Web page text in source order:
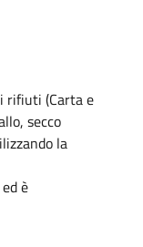
rifiuti (Carta e
secco
la
è